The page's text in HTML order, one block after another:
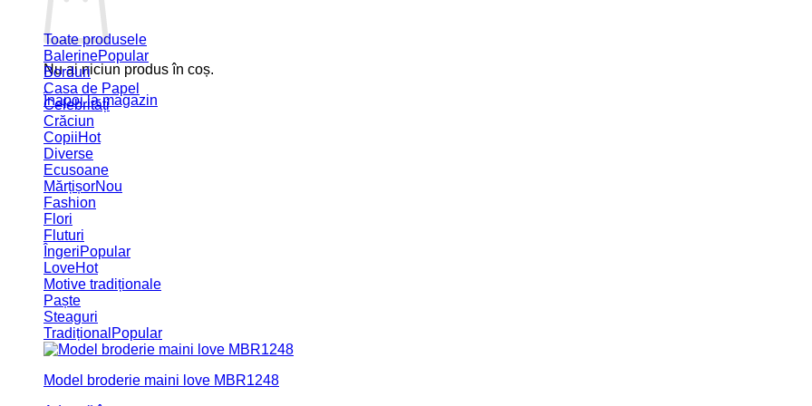
Nu ai niciun produs în coș.
Înapoi la magazin
Toate produsele
Balerine
Borduri
Casa de Papel
Celebrități
Crăciun
Copii
Diverse
Ecusoane
Mărțișor
Fashion
Flori
Fluturi
Îngeri
Love
Motive tradiționale
Paște
Steaguri
Tradițional
Model broderie maini love MBR1248